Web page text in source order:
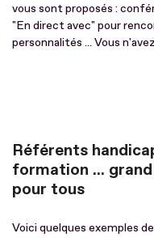
vous sont proposés :
"En direct avec" pour
personnalités ... Vous
Référents
formation ...
pour tous
Voici quelques exemples